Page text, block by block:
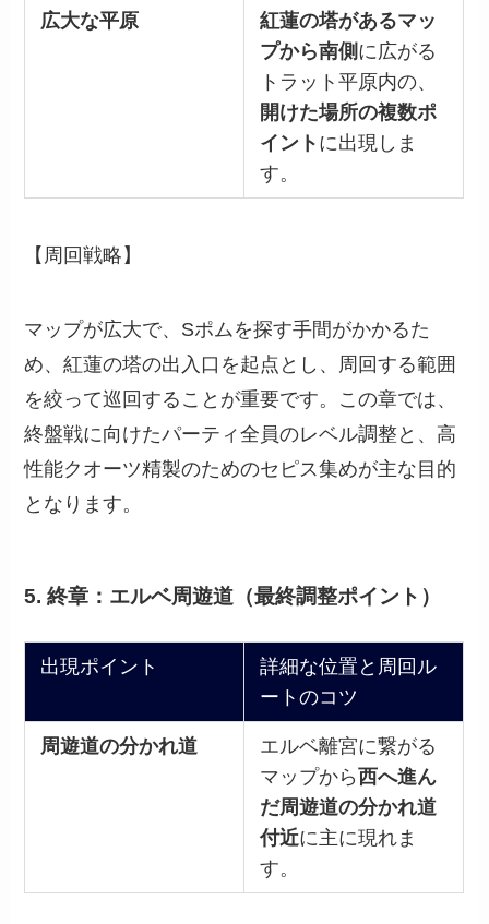
広大な平原
紅蓮の塔があるマッ
プから南側 に広がる
トラット平原内の、
開けた場所の複数ポ
イント に出現しま
す。
【周回戦略】
マップが広大で、Sポムを探す手間がかかるた
め、紅蓮の塔の出入口を起点とし、周回する範囲
を絞って巡回することが重要です。この章では、
終盤戦に向けたパーティ全員のレベル調整と、高
性能クオーツ精製のためのセピス集めが主な目的
となります。
5. 終章：エルベ周遊道（最終調整ポイント）
出現ポイント
詳細な位置と周回ル
ートのコツ
周遊道の分かれ道
エルベ離宮に繋がる
マップから西へ進ん
だ周遊道の分かれ道
付近に主に現れま
す。